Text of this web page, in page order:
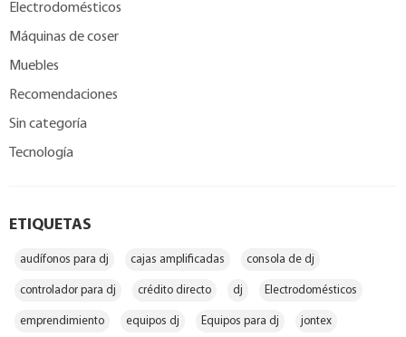
Electrodomésticos
Máquinas de coser
Muebles
Recomendaciones
Sin categoría
Tecnología
ETIQUETAS
audífonos para dj cajas amplificadas consola de dj
controlador para dj crédito directo dj Electrodomésticos
emprendimiento equipos dj Equipos para dj jontex